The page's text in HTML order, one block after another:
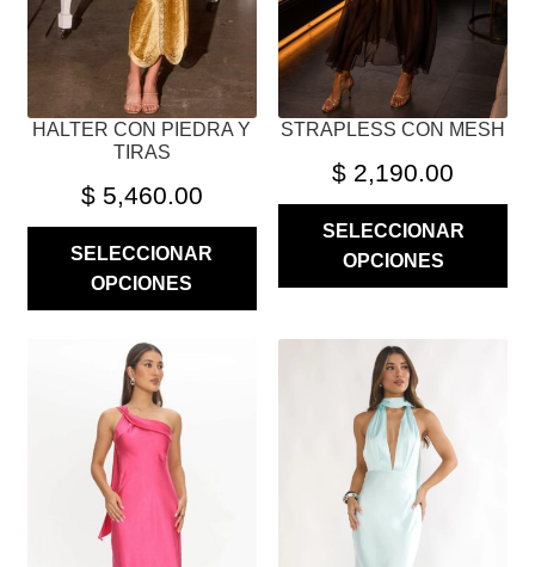
HALTER CON PIEDRA Y
TIRAS
$5,460.00
SELECCIONAR
OPCIONES
ELEGIR
DE
STRAPLESS CON MESH
$ 2,190.00
SELECCIONAR
OPCIONES
ELEGIR
EN
PÁGINA
DE
PRODUCTO
PRODUCTO
MÚLTIPLES
VARIANTES.
OPCIONES
PRODUCTO
MÚLTIPLES
VARIANTES.
OPCIONES